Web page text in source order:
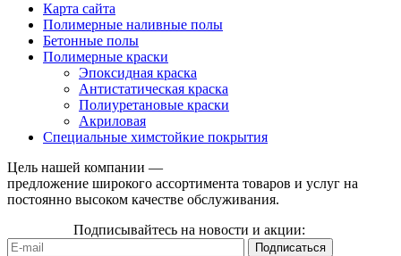
Карта сайта
Полимерные наливные полы
Бетонные полы
Полимерные краски
Эпоксидная краска
Антистатическая краска
Полиуретановые краски
Акриловая
Специальные химстойкие покрытия
Цель нашей компании —
предложение широкого ассортимента товаров и услуг на
постоянно высоком качестве обслуживания.
Подписывайтесь на новости и акции: